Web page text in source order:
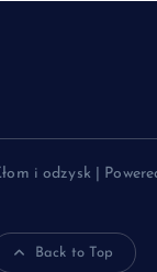
i odzysk |
Back to Top